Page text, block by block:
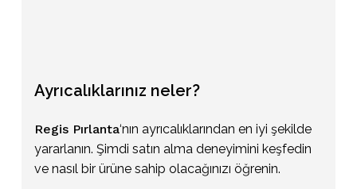
Ayrıcalıklarınız neler?
Regis Pırlanta‘nın ayrıcalıklarından en iyi şekilde
yararlanın. Şimdi satın alma deneyimini keşfedin
ve nasıl bir ürüne sahip olacağınızı öğrenin.